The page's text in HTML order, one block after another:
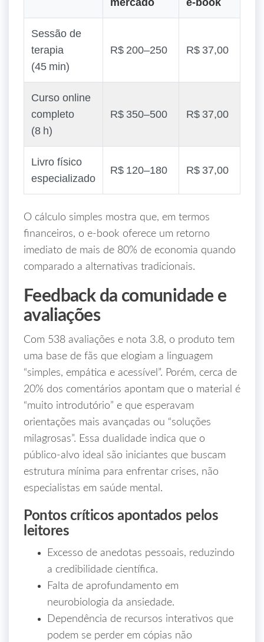
mercado e‑book
Sessão de
terapia
(45 min)
R$ 200–250 R$ 37,00
Curso online
completo
(8 h)
R$ 350–500 R$ 37,00
Livro físico
especializado
R$ 120–180 R$ 37,00
O cálculo simples mostra que, em termos
financeiros, o e‑book oferece um retorno
imediato de mais de 80% de economia quando
comparado a alternativas tradicionais.
Feedback da comunidade e
avaliações
Com 538 avaliações e nota 3.8, o produto tem
uma base de fãs que elogiam a linguagem
“simples, empática e acessível”. Porém, cerca de
20% dos comentários apontam que o material é
“muito introdutório” e que esperavam
orientações mais avançadas ou “soluções
milagrosas”. Essa dualidade indica que o
público-alvo ideal são iniciantes que buscam
estrutura mínima para enfrentar crises, não
especialistas em saúde mental.
Pontos críticos apontados pelos
leitores
Excesso de anedotas pessoais, reduzindo
a credibilidade científica.
Falta de aprofundamento em
neurobiologia da ansiedade.
Dependência de recursos interativos que
podem se perder em cópias não